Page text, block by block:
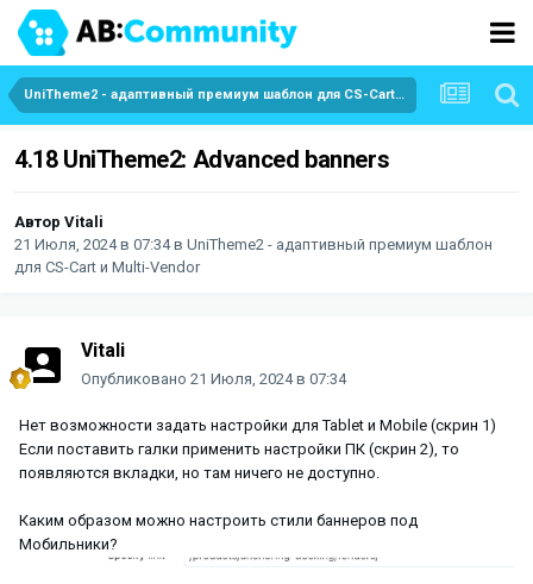
UniTheme2 - адаптивный премиум шаблон для CS-Cart и Multi-Vendor
4.18 UniTheme2: Advanced banners
Автор Vitali
21 Июля, 2024 в 07:34в UniTheme2 - адаптивный премиум шаблон
для CS-Cart и Multi-Vendor
Vitali
Опубликовано 21 Июля, 2024 в 07:34
Нет возможности задать настройки для Tablet и Mobile (скрин 1)
Если поставить галки применить настройки ПК (скрин 2), то
появляются вкладки, но там ничего не доступно.
Каким образом можно настроить стили баннеров под
Мобильники?